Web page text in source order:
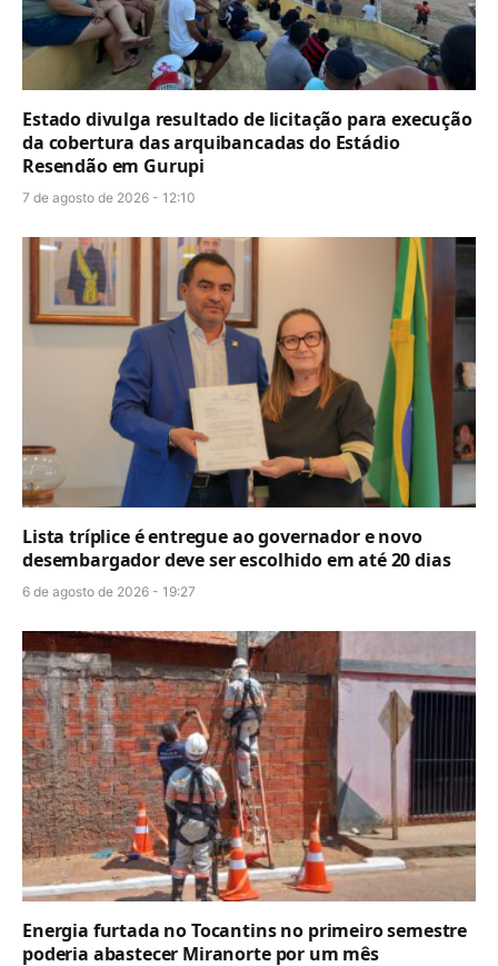
Estado divulga resultado de licitação para execução
da cobertura das arquibancadas do Estádio
Resendão em Gurupi
7 de agosto de 2026 - 12:10
Lista tríplice é entregue ao governador e novo
desembargador deve ser escolhido em até 20 dias
6 de agosto de 2026 - 19:27
Energia furtada no Tocantins no primeiro semestre
poderia abastecer Miranorte por um mês